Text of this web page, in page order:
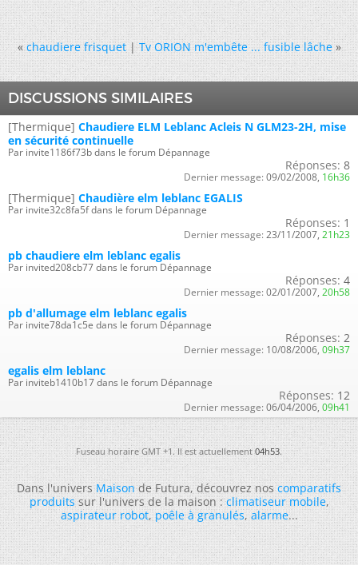
« chaudiere frisquet|Tv ORION m'embête ... fusible lâche »
DISCUSSIONS SIMILAIRES
[Thermique] Chaudiere ELM Leblanc Acleis N GLM23-2H, mise
en sécurité continuelle
Par invite1186f73b dans le forum Dépannage
Réponses: 8
Dernier message: 09/02/2008, 16h36
[Thermique] Chaudière elm leblanc EGALIS
Par invite32c8fa5f dans le forum Dépannage
Réponses: 1
Dernier message: 23/11/2007, 21h23
pb chaudiere elm leblanc egalis
Par invited208cb77 dans le forum Dépannage
Réponses: 4
Dernier message: 02/01/2007, 20h58
pb d'allumage elm leblanc egalis
Par invite78da1c5e dans le forum Dépannage
Réponses: 2
Dernier message: 10/08/2006, 09h37
egalis elm leblanc
Par inviteb1410b17 dans le forum Dépannage
Réponses: 12
Dernier message: 06/04/2006, 09h41
Fuseau horaire GMT +1. Il est actuellement04h53.
Dans l'universMaisonde Futura, découvrez noscomparatifs
produitssur l'univers de la maison :climatiseur mobile,
aspirateur robot,poêle à granulés,alarme...